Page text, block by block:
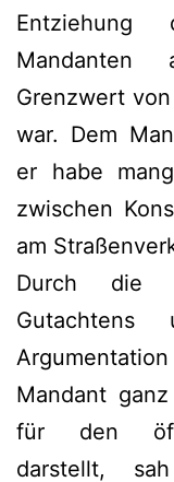
Entziehung
Mandanten
Grenzwert
war. Dem
er habe
zwischen
am
Durch die
Gutachtens
Mandant
für den
darstellt,